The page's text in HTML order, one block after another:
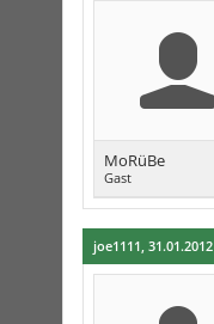
MoRüBe
Gast
joe1111, 31.01.2012